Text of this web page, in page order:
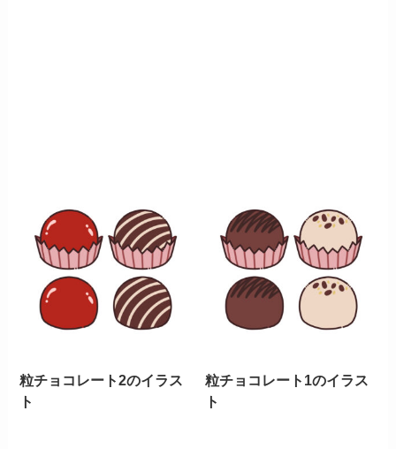
粒チョコレート2のイラス
ト
粒チョコレート1のイラス
ト